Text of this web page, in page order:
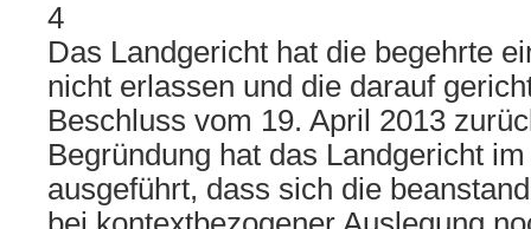
4
Das Landgericht hat die begehrte
nicht erlassen und die darauf
Beschluss vom 19. April 2013
Begründung hat das Landgericht
ausgeführt, dass sich die